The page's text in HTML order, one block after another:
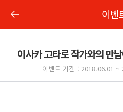
이벤
이사카 고타로 작가와의 만
이벤트 기간 : 2018.06.01 ~